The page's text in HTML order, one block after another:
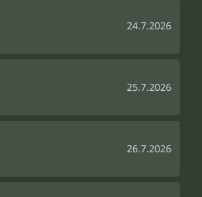
24.7.2026
25.7.2026
26.7.2026